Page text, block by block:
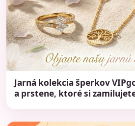
Jarná kolekcia šperkov
a prstene, ktoré si